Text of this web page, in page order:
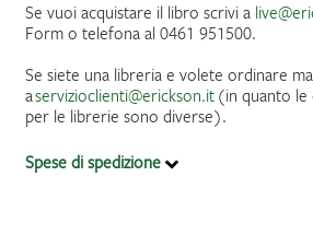
IL MIO PROFILO
Se vuoi acquistare il libro scrivi a
Form o telefona al 0461 951500.
Se siete una libreria e volete ordinare
aservizioclienti@erickson.it(in quanto le
per le librerie sono diverse).
Spese di spedizione